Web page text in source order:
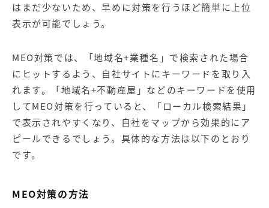
はまだ少ないため、早めに対策を行うほど簡単に上位
表示が可能でしょう。
MEO対策では、「地域名+業種名」で検索された場合
にヒットするよう、自社サイトにキーワードを取り入
れます。「地域名+不動産屋」などのキーワードを使用
してMEO対策を行っていると、「ローカル検索結果」
で表示されやすくなり、自社をマップから効果的にア
ピールできるでしょう。具体的な方法は以下のとおり
です。
MEO対策の方法